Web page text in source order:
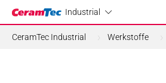
Industrial
Industrial
CeramTec Industrial Werkstoffe